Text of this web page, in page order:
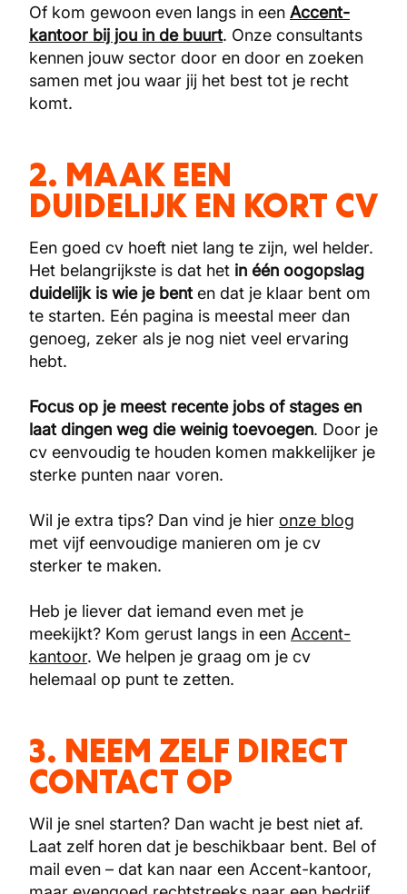
Of kom gewoon even langs in een Accent-
kantoor bij jou in de buurt. Onze consultants
kennen jouw sector door en door en zoeken
samen met jou waar jij het best tot je recht
komt.
2. MAAK EEN
DUIDELIJK EN KORT CV
Een goed cv hoeft niet lang te zijn, wel helder.
Het belangrijkste is dat het in één oogopslag
duidelijk is wie je bent en dat je klaar bent om
te starten. Eén pagina is meestal meer dan
genoeg, zeker als je nog niet veel ervaring
hebt.
Focus op je meest recente jobs of stages en
laat dingen weg die weinig toevoegen. Door je
cv eenvoudig te houden komen makkelijker je
sterke punten naar voren.
Wil je extra tips? Dan vind je hier onze blog
met vijf eenvoudige manieren om je cv
sterker te maken.
Heb je liever dat iemand even met je
meekijkt? Kom gerust langs in een Accent-
kantoor. We helpen je graag om je cv
helemaal op punt te zetten.
3. NEEM ZELF DIRECT
CONTACT OP
Wil je snel starten? Dan wacht je best niet af.
Laat zelf horen dat je beschikbaar bent. Bel of
mail even – dat kan naar een Accent-kantoor,